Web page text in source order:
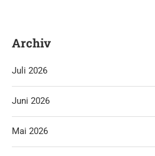
Archiv
Juli 2026
Juni 2026
Mai 2026